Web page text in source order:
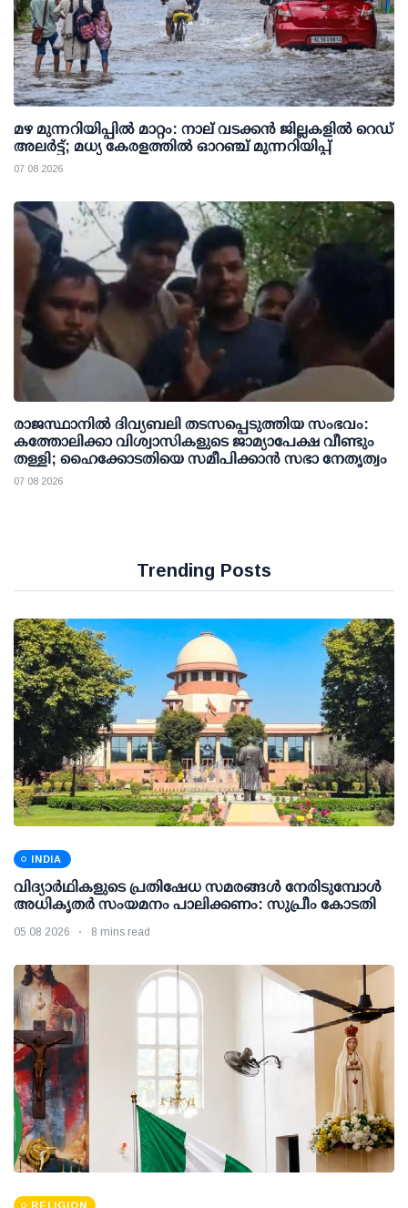
മഴ മുന്നറിയിപ്പില്‍ മാറ്റം: നാല് വടക്കന്‍ ജില്ലകളില്‍ റെഡ്
അലര്‍ട്ട്; മധ്യ കേരളത്തില്‍ ഓറഞ്ച് മുന്നറിയിപ്പ്
07 08 2026
രാജസ്ഥാനിൽ ദിവ്യബലി തടസപ്പെടുത്തിയ സംഭവം:
കത്തോലിക്കാ വിശ്വാസികളുടെ ജാമ്യാപേക്ഷ വീണ്ടും
തള്ളി; ഹൈക്കോടതിയെ സമീപിക്കാൻ സഭാ നേതൃത്വം
07 08 2026
Trending Posts
INDIA
വിദ്യാര്‍ഥികളുടെ പ്രതിഷേധ സമരങ്ങള്‍ നേരിടുമ്പോള്‍
അധികൃതര്‍ സംയമനം പാലിക്കണം: സുപ്രീം കോടതി
05 08 2026 8 mins read
RELIGION